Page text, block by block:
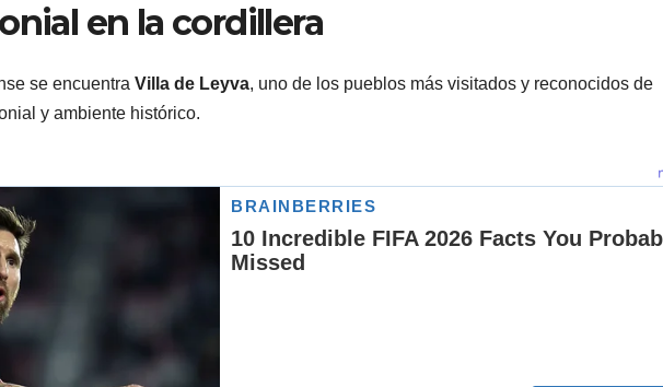
en la cordillera
se encuentra Villa de Leyva, uno de los pueblos más visitados y reconocidos de
y ambiente histórico.